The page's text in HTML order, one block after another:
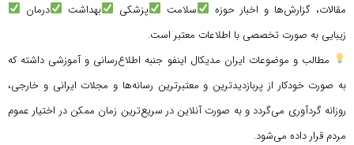
مقالات، گزارش‌ها و اخبار حوزه
سلامت پزشکی بهداشت
درمان
زیبایی به صورت تخصصی با اطلاعات معتبر است.
مطالب و موضوعات ایران مدیکال اینفو جنبه اطلاع‌رسانی و آموزشی داشته که
به صورت خودکار از پربازدیدترین و معتبرترین رسانه‌ها و مجلات ایرانی و خارجی،
روزانه گردآوری می‌گردد و به صورت آنلاین در سریع‌ترین زمان ممکن در اختیار عموم
مردم قرار داده می‌شود.